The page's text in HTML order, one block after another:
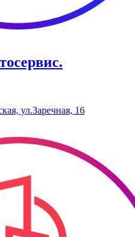
ул.Заречная, 16